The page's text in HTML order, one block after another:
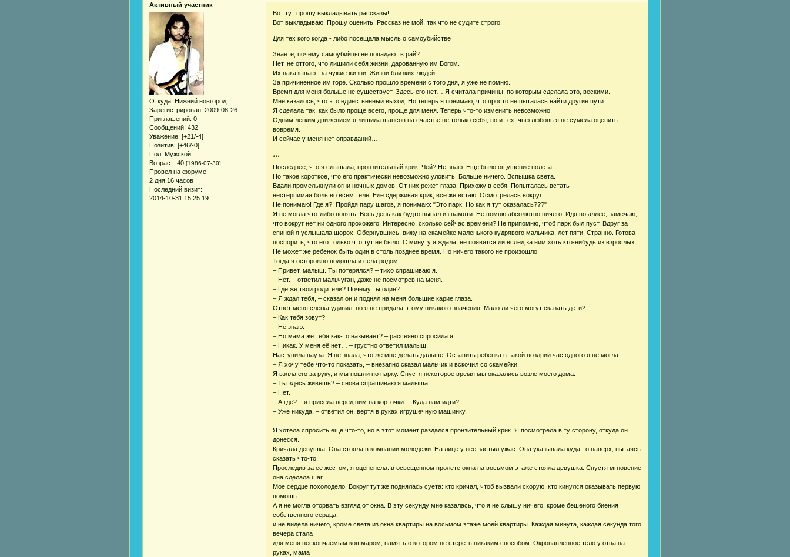
Активный участник
Откуда: Нижний новгород
Зарегистрирован: 2009-08-26
Приглашений: 0
Сообщений: 432
Уважение: [+21/-4]
Позитив: [+46/-0]
Пол: Мужской
Возраст: 40 [1986-07-30]
Провел на форуме:
2 дня 16 часов
Последний визит:
2014-10-31 15:25:19
Вот тут прошу выкладывать рассказы!
Вот выкладываю! Прошу оценить! Рассказ не мой, так что не судите строго!
Для тех кого когда - либо посещала мысль о самоубийстве
Знаете, почему самоубийцы не попадают в рай?
Нет, не оттого, что лишили себя жизни, дарованную им Богом.
Их наказывают за чужие жизни. Жизни близких людей.
За причиненное им горе. Сколько прошло времени с того дня, я уже не помню.
Время для меня больше не существует. Здесь его нет… Я считала причины, по которым сделала это, вескими.
Мне казалось, что это единственный выход. Но теперь я понимаю, что просто не пыталась найти другие пути.
Я сделала так, как было проще всего, проще для меня. Теперь что-то изменить невозможно.
Одним легким движением я лишила шансов на счастье не только себя, но и тех, чью любовь я не сумела оценить
вовремя.
И сейчас у меня нет оправданий…
***
Последнее, что я слышала, пронзительный крик. Чей? Не знаю. Еще было ощущение полета.
Но такое короткое, что его практически невозможно уловить. Больше ничего. Вспышка света.
Вдали промелькнули огни ночных домов. От них режет глаза. Прихожу в себя. Попыталась встать –
нестерпимая боль во всем теле. Еле сдерживая крик, все же встаю. Осмотрелась вокруг.
Не понимаю! Где я?! Пройдя пару шагов, я понимаю: "Это парк. Но как я тут оказалась???"
Я не могла что-либо понять. Весь день как будто выпал из памяти. Не помню абсолютно ничего. Идя по аллее, замечаю,
что вокруг нет ни одного прохожего. Интересно, сколько сейчас времени? Не припомню, чтоб парк был пуст. Вдруг за
спиной я услышала шорох. Обернувшись, вижу на скамейке маленького кудрявого мальчика, лет пяти. Странно. Готова
поспорить, что его только что тут не было. С минуту я ждала, не появятся ли вслед за ним хоть кто-нибудь из взрослых.
Не может же ребенок быть один в столь позднее время. Но ничего такого не произошло.
Тогда я осторожно подошла и села рядом.
– Привет, малыш. Ты потерялся? – тихо спрашиваю я.
– Нет. – ответил мальчуган, даже не посмотрев на меня.
– Где же твои родители? Почему ты один?
– Я ждал тебя, – сказал он и поднял на меня большие карие глаза.
Ответ меня слегка удивил, но я не придала этому никакого значения. Мало ли чего могут сказать дети?
– Как тебя зовут?
– Не знаю.
– Но мама же тебя как-то называет? – рассеяно спросила я.
– Никак. У меня её нет… – грустно ответил малыш.
Наступила пауза. Я не знала, что же мне делать дальше. Оставить ребенка в такой поздний час одного я не могла.
– Я хочу тебе что-то показать, – внезапно сказал мальчик и вскочил со скамейки.
Я взяла его за руку, и мы пошли по парку. Спустя некоторое время мы оказались возле моего дома.
– Ты здесь живешь? – снова спрашиваю я малыша.
– Нет.
– А где? – я присела перед ним на корточки. – Куда нам идти?
– Уже никуда, – ответил он, вертя в руках игрушечную машинку.
Я хотела спросить еще что-то, но в этот момент раздался пронзительный крик. Я посмотрела в ту сторону, откуда он
донесся.
Кричала девушка. Она стояла в компании молодежи. На лице у нее застыл ужас. Она указывала куда-то наверх, пытаясь
сказать что-то.
Проследив за ее жестом, я оцепенела: в освещенном пролете окна на восьмом этаже стояла девушка. Спустя мгновение
она сделала шаг.
Мое сердце похолодело. Вокруг тут же поднялась суета: кто кричал, чтоб вызвали скорую, кто кинулся оказывать первую
помощь.
А я не могла оторвать взгляд от окна. В эту секунду мне казалась, что я не слышу ничего, кроме бешеного биения
собственного сердца,
и не видела ничего, кроме света из окна квартиры на восьмом этаже моей квартиры. Каждая минута, каждая секунда того
вечера стала
для меня нескончаемым кошмаром, память о котором не стереть никаким способом. Окровавленное тело у отца на
руках, мама